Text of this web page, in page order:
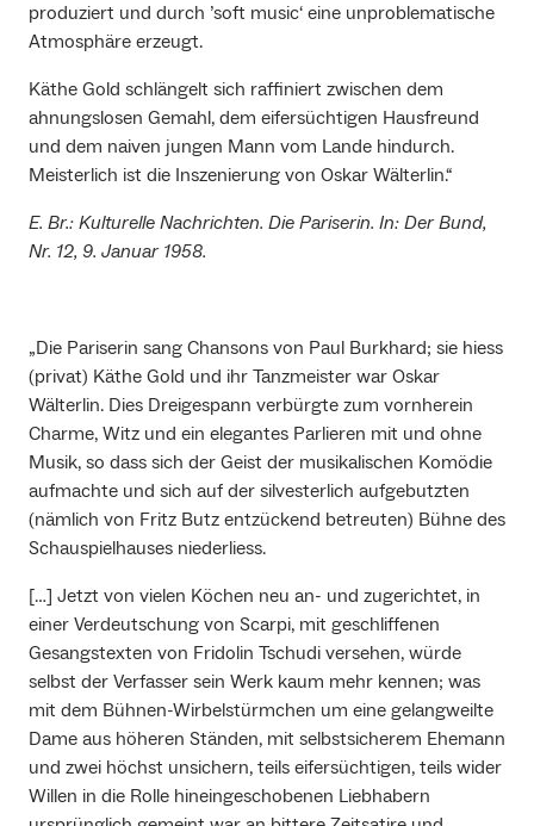
produziert und durch ’soft music‘ eine unproblematische
Atmosphäre erzeugt.
Käthe Gold schlängelt sich raffiniert zwischen dem
ahnungslosen Gemahl, dem eifersüchtigen Hausfreund
und dem naiven jungen Mann vom Lande hindurch.
Meisterlich ist die Inszenierung von Oskar Wälterlin.“
E. Br.: Kulturelle Nachrichten. Die Pariserin. In: Der Bund,
Nr. 12, 9. Januar 1958.
„Die Pariserin sang Chansons von Paul Burkhard; sie hiess
(privat) Käthe Gold und ihr Tanzmeister war Oskar
Wälterlin. Dies Dreigespann verbürgte zum vornherein
Charme, Witz und ein elegantes Parlieren mit und ohne
Musik, so dass sich der Geist der musikalischen Komödie
aufmachte und sich auf der silvesterlich aufgebutzten
(nämlich von Fritz Butz entzückend betreuten) Bühne des
Schauspielhauses niederliess.
[…] Jetzt von vielen Köchen neu an- und zugerichtet, in
einer Verdeutschung von Scarpi, mit geschliffenen
Gesangstexten von Fridolin Tschudi versehen, würde
selbst der Verfasser sein Werk kaum mehr kennen; was
mit dem Bühnen-Wirbelstürmchen um eine gelangweilte
Dame aus höheren Ständen, mit selbstsicherem Ehemann
und zwei höchst unsichern, teils eifersüchtigen, teils wider
Willen in die Rolle hineingeschobenen Liebhabern